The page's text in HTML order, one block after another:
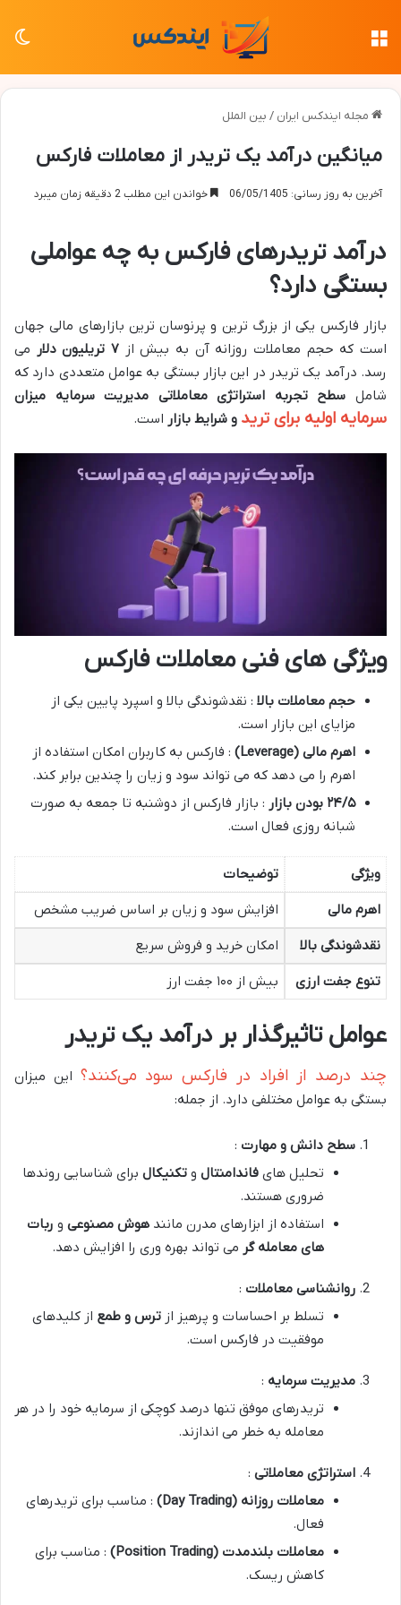
مجله ایندکس ایران / بین الملل
میانگین درآمد یک تریدر از معاملات فارکس
آخرین به روز رسانی: 06/05/1405 خواندن این مطلب 2 دقیقه زمان میبرد
درآمد تریدرهای فارکس به چه عواملی
بستگی دارد؟
بازار فارکس یکی از بزرگ ترین و پرنوسان ترین بازارهای مالی جهان
است که حجم معاملات روزانه آن به بیش از ۷ تریلیون دلار می
رسد. درآمد یک تریدر در این بازار بستگی به عوامل متعددی دارد که
شامل سطح تجربه استراتژی معاملاتی مدیریت سرمایه میزان
سرمایه اولیه برای ترید و شرایط بازار است.
ویژگی های فنی معاملات فارکس
حجم معاملات بالا : نقدشوندگی بالا و اسپرد پایین یکی از
مزایای این بازار است.
اهرم مالی (Leverage)
: فارکس به کاربران امکان استفاده از
اهرم را می دهد که می تواند سود و زیان را چندین برابر کند.
۲۴/۵ بودن بازار : بازار فارکس از دوشنبه تا جمعه به صورت
شبانه روزی فعال است.
ویژگی
توضیحات
اهرم مالی
افزایش سود و زیان بر اساس ضریب مشخص
نقدشوندگی بالا
امکان خرید و فروش سریع
تنوع جفت ارزی
بیش از ۱۰۰ جفت ارز
عوامل تاثیرگذار بر درآمد یک تریدر
چند درصد از افراد در فارکس سود می‌کنند؟ این میزان
بستگی به عوامل مختلفی دارد. از جمله:
سطح دانش و مهارت :
تحلیل های فاندامنتال و تکنیکال برای شناسایی روندها
ضروری هستند.
استفاده از ابزارهای مدرن مانند هوش مصنوعی و ربات
های معامله گر می تواند بهره وری را افزایش دهد.
روانشناسی معاملات :
تسلط بر احساسات و پرهیز از ترس و طمع از کلیدهای
موفقیت در فارکس است.
مدیریت سرمایه :
تریدرهای موفق تنها درصد کوچکی از سرمایه خود را در هر
معامله به خطر می اندازند.
استراتژی معاملاتی :
معاملات روزانه (Day Trading)
: مناسب برای تریدرهای
فعال.
معاملات بلندمدت (Position Trading)
: مناسب برای
کاهش ریسک.